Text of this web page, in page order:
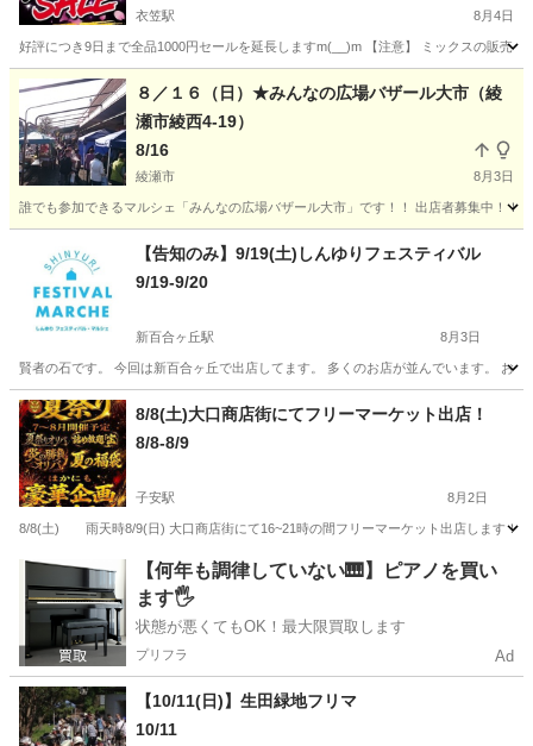
衣笠駅 8月4日
好評につき9日まで全品1000円セールを延長しますm(__)m 【注意】 ミックスの販売
神奈川 横須賀市 衣笠駅 フリーマーケット メダカ
８／１６（日）★みんなの広場バザール大市（綾
瀬市綾西4-19）
8/16
綾瀬市 8月3日
誰でも参加できるマルシェ「みんなの広場バザール大市」です！！ 出店者募集中！
フリーマーケット キッチンカー
【告知のみ】9/19(土)しんゆりフェスティバル
9/19-9/20
新百合ヶ丘駅 8月3日
賢者の石です。 今回は新百合ヶ丘で出店してます。 多くのお店が並んでいます。 お
神奈川 川崎市 新百合ヶ丘駅 フリーマーケット
フェスティバル
8/8(土)大口商店街にてフリーマーケット出店！
8/8-8/9
子安駅 8月2日
8/8(土) 雨天時8/9(日) 大口商店街にて16~21時の間フリーマーケット出店します！
神奈川 子安駅 フリーマーケット 夏祭り
【何年も調律していない🎹】ピアノを買い
ます🖐️
状態が悪くてもOK！最大限買取します
プリフラ Ad
【10/11(日)】生田緑地フリマ
10/11